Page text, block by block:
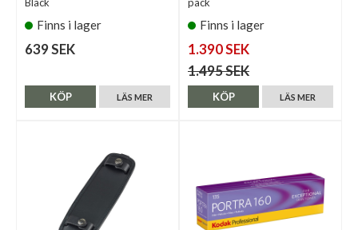
Black
Finns i lager
639 SEK
LÄS MER
KÖP
pack
Finns i lager
1.390 SEK
1.495 SEK
LÄS MER
KÖP